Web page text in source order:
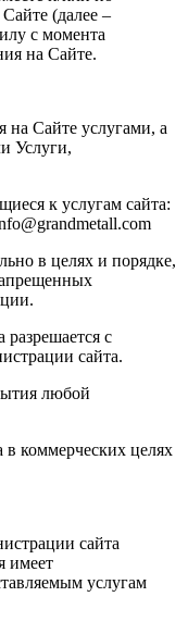
(далее –
с момента
на Сайте.
на Сайте услугами, а
Услуги,
к услугам сайта:
в целях и порядке,
с
сайта.
любой
коммерческих целях
сайта
имеет
услугам